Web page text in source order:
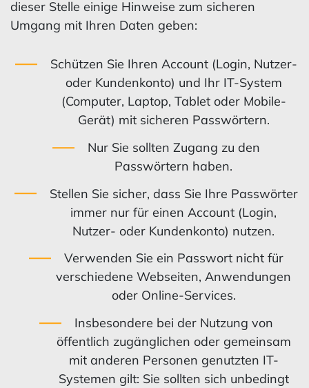
dieser Stelle einige Hinweise zum sicheren
Umgang mit Ihren Daten geben:
Schützen Sie Ihren Account (Login, Nutzer-
oder Kundenkonto) und Ihr IT-System
(Computer, Laptop, Tablet oder Mobile-
Gerät) mit sicheren Passwörtern.
Nur Sie sollten Zugang zu den
Passwörtern haben.
Stellen Sie sicher, dass Sie Ihre Passwörter
immer nur für einen Account (Login,
Nutzer- oder Kundenkonto) nutzen.
Verwenden Sie ein Passwort nicht für
verschiedene Webseiten, Anwendungen
oder Online-Services.
Insbesondere bei der Nutzung von
öffentlich zugänglichen oder gemeinsam
mit anderen Personen genutzten IT-
Systemen gilt: Sie sollten sich unbedingt